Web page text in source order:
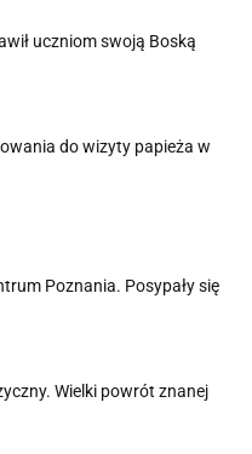
uczniom swoją Boską
do wizyty papieża w
Poznania. Posypały się
Wielki powrót znanej